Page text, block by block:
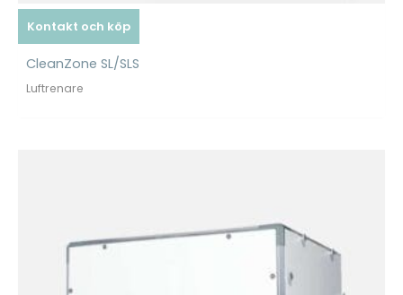
Kontakt och köp
CleanZone SL/SLS
Luftrenare